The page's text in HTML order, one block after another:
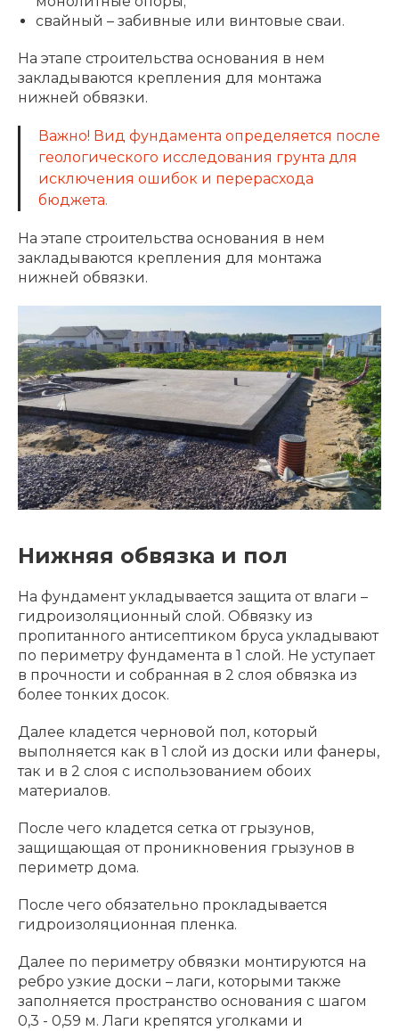
свайный – забивные или винтовые сваи.
На этапе строительства основания в нем
закладываются крепления для монтажа
нижней обвязки.
Важно! Вид фундамента определяется после
геологического исследования грунта для
исключения ошибок и перерасхода
бюджета.
На этапе строительства основания в нем
закладываются крепления для монтажа
нижней обвязки.
Нижняя обвязка и пол
На фундамент укладывается защита от влаги –
гидроизоляционный слой. Обвязку из
пропитанного антисептиком бруса укладывают
по периметру фундамента в 1 слой. Не уступает
в прочности и собранная в 2 слоя обвязка из
более тонких досок.
Далее кладется черновой пол, который
выполняется как в 1 слой из доски или фанеры,
так и в 2 слоя с использованием обоих
материалов.
После чего кладется сетка от грызунов,
защищающая от проникновения грызунов в
периметр дома.
После чего обязательно прокладывается
гидроизоляционная пленка.
Далее по периметру обвязки монтируются на
ребро узкие доски – лаги, которыми также
заполняется пространство основания с шагом
0,3 - 0,59 м. Лаги крепятся уголками и